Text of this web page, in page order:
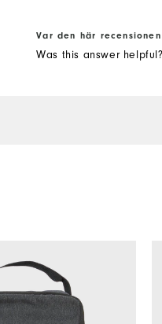
Var den här
Was this answer helpful?